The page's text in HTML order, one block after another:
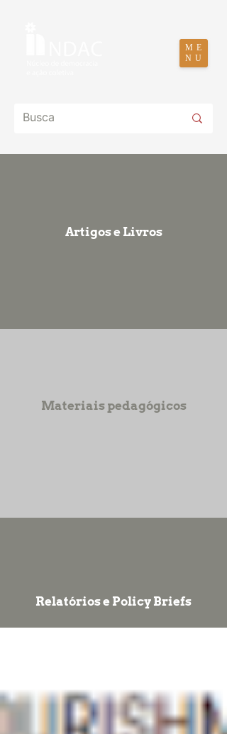
ME
NU
Artigos e Livros
Materiais pedagógicos
Relatórios e Policy Briefs
Outros